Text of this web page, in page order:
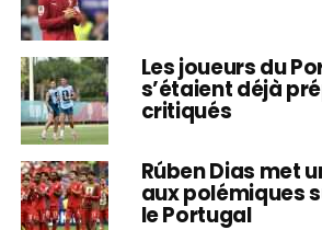
Les joueurs du
s’étaient déjà
critiqués
Rúben Dias met
aux polémiques
le Portugal